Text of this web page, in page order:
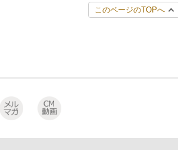
このページのTOPへ